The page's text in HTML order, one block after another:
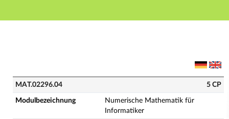
Hauptnavigation
MAT.02296.04 - Numerische Mathematik für
MAT.02296.04 5 CP
Modulbezeichnung
Numerische Mathematik für
Informatiker